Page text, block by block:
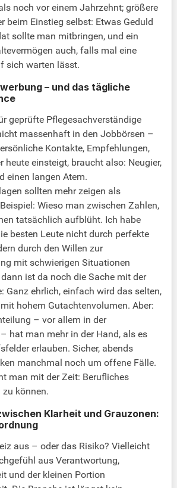
noch vor einem Jahrzehnt; größere
beim Einstieg selbst: Etwas Geduld
sollte man mitbringen, und ein
auch, falls mal eine
sich warten lässt.
– und das tägliche
geprüfte Pflegesachverständige
massenhaft in den Jobbörsen –
Kontakte, Empfehlungen,
heute einsteigt, braucht also: Neugier,
einen langen Atem.
sollten mehr zeigen als
Wieso man zwischen Zahlen,
tatsächlich aufblüht. Ich habe
besten Leute nicht durch perfekte
durch den Willen zur
mit schwierigen Situationen
ist da noch die Sache mit der
Ganz ehrlich, einfach wird das selten,
hohem Gutachtenvolumen. Aber:
– vor allem in der
hat man mehr in der Hand, als es
erlauben. Sicher, abends
manchmal noch um offene Fälle.
man mit der Zeit: Berufliches
können.
Klarheit und Grauzonen:
aus – oder das Risiko? Vielleicht
aus Verantwortung,
und der kleinen Portion